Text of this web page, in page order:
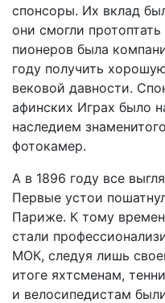
спонсоры. Их вклад
они смогли
пионеров была
году получить
вековой давности.
афинских Играх было
наследием
фотокамер.
А в 1896 году все
Первые устои
Париже. К тому
стали
МОК, следуя лишь
итоге яхтсменам,
и велосипедистам